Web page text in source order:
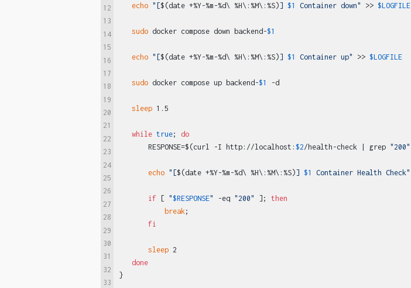
12
13
14
15
16
17
18
19
20
21
22
23
24
25
26
27
28
29
30
31
32
33
echo "[$(date +%Y-%m-%d\ %H\:%M\:%S)] $1 Container down" >> $LOGFILE
sudo docker compose down backend-$1
echo "[$(date +%Y-%m-%d\ %H\:%M\:%S)] $1 Container up" >> $LOGFILE
sudo docker compose up backend-$1 -d
sleep 1.5
while true; do
       RESPONSE=$(curl -I http://localhost:
$2/health-check | grep "200"
echo "[$(date +%Y-%m-%d\ %H\:%M\:%S)] $1 Container Health Check"
if [ "$RESPONSE" -eq "200" ]; then
break ;
fi
sleep 2
done
}